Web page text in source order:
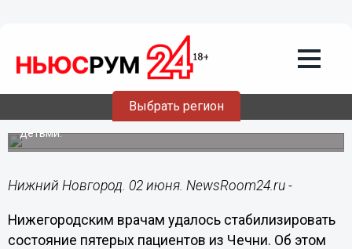
Выбрать регион
Нижегородские врачи рассказали о
состоянии пострадавших от взрыва в
Чечне
В столицу Приволжья доставили женщину с четырьмя
детьми.
Нижний Новгород. 02 июня. NewsRoom24.ru -
Нижегородским врачам удалось стабилизировать
состояние пятерых пациентов из Чечни. Об этом